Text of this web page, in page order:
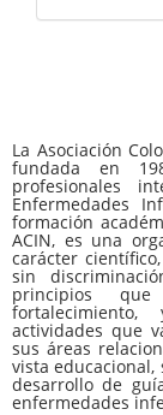
La Asociación
fundada en
profesionales
Enfermedades
formación
ACIN, es una
carácter
sin
principios
actividades que
sus áreas
vista
desarrollo de
enfermedades